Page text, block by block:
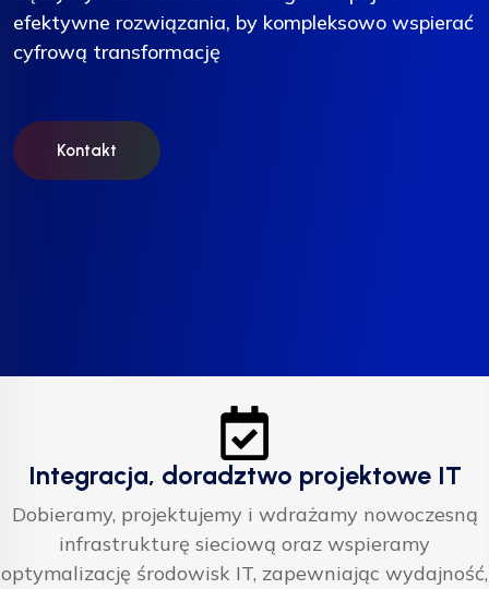
efektywne rozwiązania, by kompleksowo wspierać
cyfrową transformację
Kontakt
efektywne rozwiązania, by kompleksowo wspierać
cyfrową transformację
Kontakt
efektywne rozwiązania, by kompleksowo wspierać
cyfrową transformację
Kontakt
Integracja, doradztwo projektowe IT
Dobieramy, projektujemy i wdrażamy nowoczesną
infrastrukturę sieciową oraz wspieramy
optymalizację środowisk IT, zapewniając wydajność,